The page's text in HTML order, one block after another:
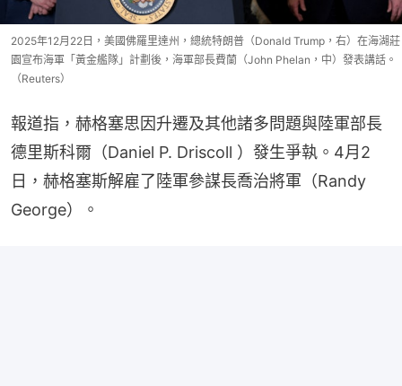
2025年12月22日，美國佛羅里達州，總統特朗普（Donald Trump，右）在海湖莊
園宣布海軍「黃金艦隊」計劃後，海軍部長費蘭（John Phelan，中）發表講話。
（Reuters）
報道指，赫格塞思因升遷及其他諸多問題與陸軍部長
德里斯科爾（Daniel P. Driscoll ）發生爭執。4月2
日，赫格塞斯解雇了陸軍參謀長喬治將軍（Randy
George）。